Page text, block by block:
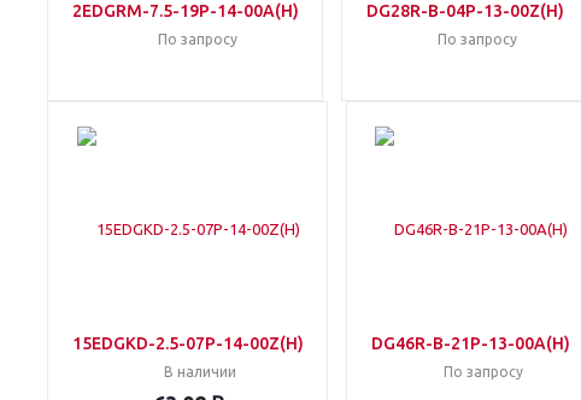
2EDGRM-7.5-19P-14-00A(H)
По запросу
DG28R-B-04P-13-00Z(H)
По запросу
15EDGKD-2.5-07P-14-00Z(H)
В наличии
DG46R-B-21P-13-00A(H)
По запросу